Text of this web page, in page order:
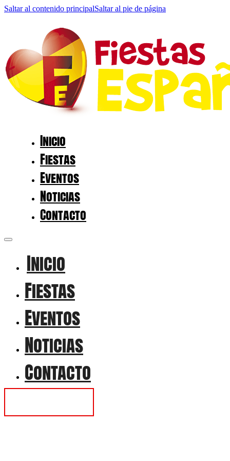
Saltar al contenido principalSaltar al pie de página
Inicio
Fiestas
Eventos
Noticias
Contacto
Inicio
Fiestas
Eventos
Noticias
Contacto